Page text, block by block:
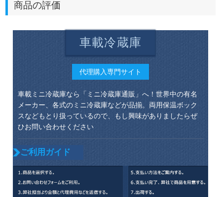
商品の評価
車載冷蔵庫
代理購入専門サイト
車載ミニ冷蔵庫なら「ミニ冷蔵庫通販」へ！世界中の有名
メーカー、各式のミニ冷蔵庫などが品揃。両用保温ボック
スなどもとり扱っているので、もし興味がありましたらぜ
ひお問い合わせください
ご利用ガイド